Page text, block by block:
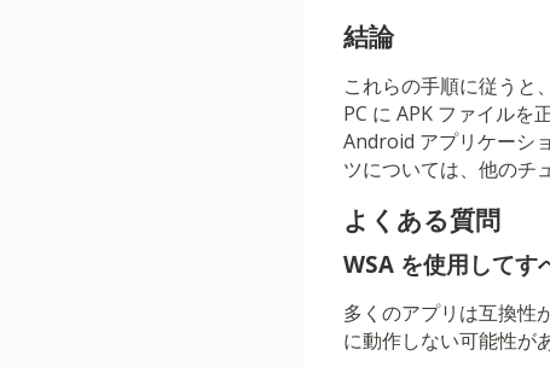
結論
これらの手順に従う
PC に APK ファイルを
Android アプリケーシ
ツについては、他のチ
よくある質問
WSA を使用して
多くのアプリは互換性
に動作しない可能性が